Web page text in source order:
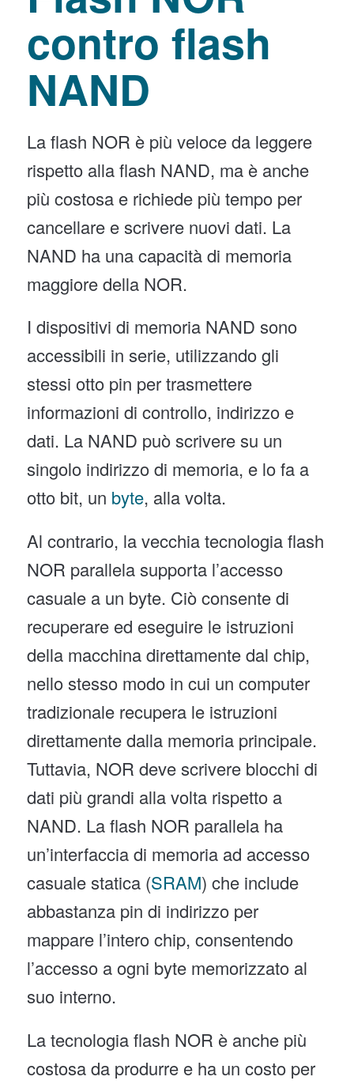
contro flash
NAND
La flash NOR è più veloce da leggere
rispetto alla flash NAND, ma è anche
più costosa e richiede più tempo per
cancellare e scrivere nuovi dati. La
NAND ha una capacità di memoria
maggiore della NOR.
I dispositivi di memoria NAND sono
accessibili in serie, utilizzando gli
stessi otto pin per trasmettere
informazioni di controllo, indirizzo e
dati. La NAND può scrivere su un
singolo indirizzo di memoria, e lo fa a
otto bit, un byte, alla volta.
Al contrario, la vecchia tecnologia flash
NOR parallela supporta l’accesso
casuale a un byte. Ciò consente di
recuperare ed eseguire le istruzioni
della macchina direttamente dal chip,
nello stesso modo in cui un computer
tradizionale recupera le istruzioni
direttamente dalla memoria principale.
Tuttavia, NOR deve scrivere blocchi di
dati più grandi alla volta rispetto a
NAND. La flash NOR parallela ha
un’interfaccia di memoria ad accesso
casuale statica (SRAM) che include
abbastanza pin di indirizzo per
mappare l’intero chip, consentendo
l’accesso a ogni byte memorizzato al
suo interno.
La tecnologia flash NOR è anche più
costosa da produrre e ha un costo per